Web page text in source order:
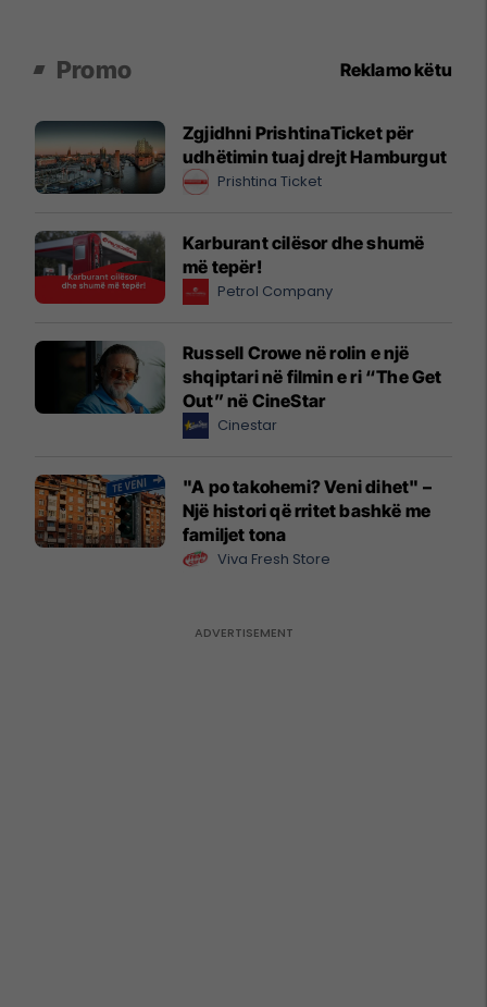
Promo Reklamo këtu
Zgjidhni PrishtinaTicket për
udhëtimin tuaj drejt Hamburgut
Prishtina Ticket
Karburant cilësor dhe shumë
më tepër!
Petrol Company
Russell Crowe në rolin e një
shqiptari në filmin e ri “The Get
Out” në CineStar
Cinestar
"A po takohemi? Veni dihet" –
Një histori që rritet bashkë me
familjet tona
Viva Fresh Store